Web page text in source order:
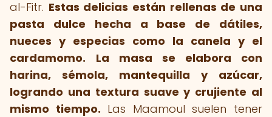
al-Fitr. Estas delicias están rellenas de una
pasta dulce hecha a base de dátiles,
nueces y especias como la canela y el
cardamomo.
La masa se elabora con
harina, sémola, mantequilla y azúcar,
logrando una textura suave y crujiente al
mismo tiempo. Las Maamoul suelen tener